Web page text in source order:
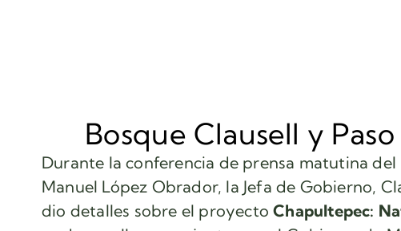
Bosque Clausell y
Durante la conferencia de prensa matutina
Manuel López Obrador, la Jefa de Gobierno,
dio detalles sobre el proyectoChapultepec: